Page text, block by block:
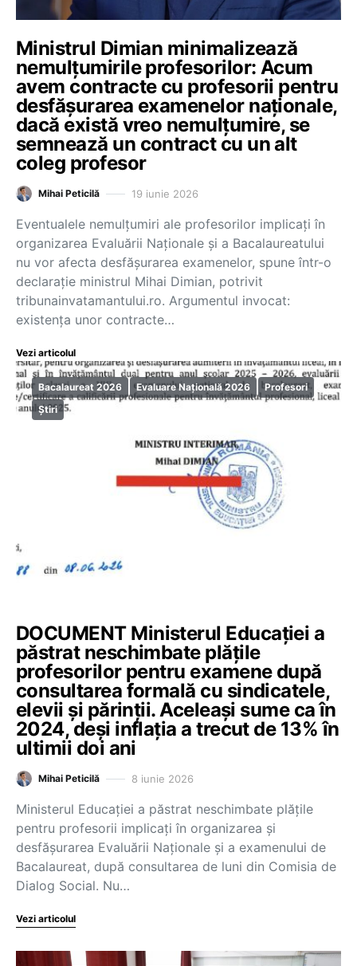
Ministrul Dimian minimalizează
nemulțumirile profesorilor: Acum
avem contracte cu profesorii pentru
desfășurarea examenelor naționale,
dacă există vreo nemulțumire, se
semnează un contract cu un alt
coleg profesor
Mihai Peticilă 19 iunie 2026
Eventualele nemulțumiri ale profesorilor implicați în
organizarea Evaluării Naționale și a Bacalaureatului
nu vor afecta desfășurarea examenelor, spune într-o
declarație ministrul Mihai Dimian, potrivit
tribunainvatamantului.ro. Argumentul invocat:
existența unor contracte…
Vezi articolul
Bacalaureat 2026 Evaluare Națională 2026
Profesori
Știri
DOCUMENT Ministerul Educației a
păstrat neschimbate plățile
profesorilor pentru examene după
consultarea formală cu sindicatele,
elevii și părinții. Aceleași sume ca în
2024, deși inflația a trecut de 13% în
ultimii doi ani
Mihai Peticilă 8 iunie 2026
Ministerul Educației a păstrat neschimbate plățile
pentru profesorii implicați în organizarea și
desfășurarea Evaluării Naționale și a examenului de
Bacalaureat, după consultarea de luni din Comisia de
Dialog Social. Nu…
Vezi articolul